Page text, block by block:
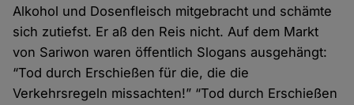
Alkohol und Dosenfleisch mitgebracht und schämte
sich zutiefst. Er aß den Reis nicht. Auf dem Markt
von Sariwon waren öffentlich Slogans ausgehängt:
“Tod durch Erschießen für die, die die
Verkehrsregeln missachten!” “Tod durch Erschießen